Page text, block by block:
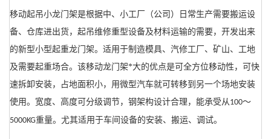
移动起吊小龙门架是根据中、小工厂（公司）日常生产需要搬运设
备、仓库进出货，起吊维修重型设备及材料运输的需要，开发出来
的新型小型起重龙门架。适用于制造模具、汽修工厂、矿山、工地
及需要起重场合。该移动龙门架*大的优点是可全方位移动性，可快
速拆卸安装，占地面积小，用微型汽车就可转移到另一个场地安装
使用。宽度、高度可分级调节，钢架构设计合理，能承受从100～
5000KG重量。尤其适用于车间设备的安装、搬运、调试。